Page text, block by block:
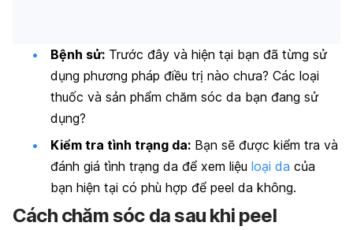
Bệnh sử: Trước đây và hiện tại bạn đã từng sử
dụng phương pháp điều trị nào chưa? Các loại
thuốc và sản phẩm chăm sóc da bạn đang sử
dụng?
Kiểm tra tình trạng da: Bạn sẽ được kiểm tra và
đánh giá tình trạng da để xem liệu loại da của
bạn hiện tại có phù hợp để peel da không.
Cách chăm sóc da sau khi peel